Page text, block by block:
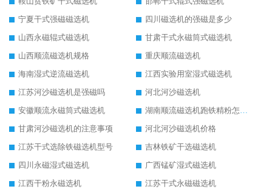
宁夏干式强磁磁选机
四川磁选机的强磁是多少
山西永磁辊式磁选机
甘肃干式永磁筒式磁选机
山西顺流磁选机规格
重庆顺流磁选机
海南湿式逆流磁选机
江西实验用室湿式磁选机
江苏河沙磁选机是强磁吗
河北河沙磁选机
安徽顺流永磁筒式磁选机
湖南顺流磁选机跑铁精粉怎么处理
甘肃河沙磁选机的注意事项
河北河沙磁选机价格
江苏干式选除铁磁选机型号
吉林铁矿干选磁选机
四川永磁湿式磁选机
广西锰矿湿式磁选机
江西干粉永磁选机
江苏干式永磁磁选机